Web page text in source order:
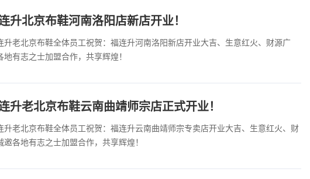
升北京布鞋河南洛阳店新店开业！
升老北京布鞋全体员工祝贺：福连升河南洛阳新店开业大吉、生意红火、财源广
地有志之士加盟合作，共享辉煌！
升老北京布鞋云南曲靖师宗店正式开业！
升老北京布鞋全体员工祝贺：福连升云南曲靖师宗专卖店开业大吉、生意红火、财
邀各地有志之士加盟合作，共享辉煌！